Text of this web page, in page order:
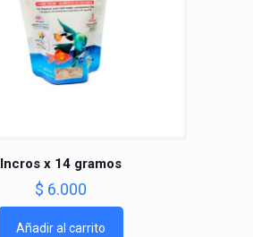
Incros x 14 gramos
$ 6.000
Añadir al carrito